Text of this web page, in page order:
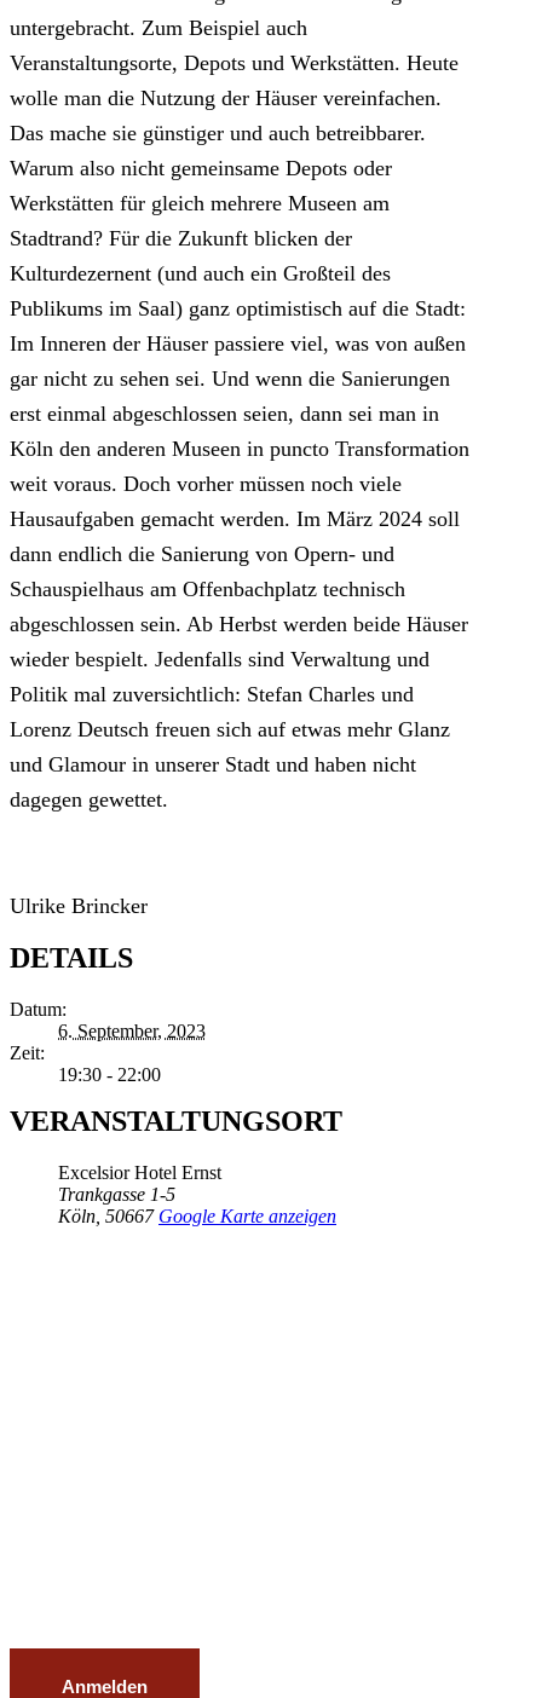
untergebracht. Zum Beispiel auch
Veranstaltungsorte, Depots und Werkstätten. Heute
wolle man die Nutzung der Häuser vereinfachen.
Das mache sie günstiger und auch betreibbarer.
Warum also nicht gemeinsame Depots oder
Werkstätten für gleich mehrere Museen am
Stadtrand? Für die Zukunft blicken der
Kulturdezernent (und auch ein Großteil des
Publikums im Saal) ganz optimistisch auf die Stadt:
Im Inneren der Häuser passiere viel, was von außen
gar nicht zu sehen sei. Und wenn die Sanierungen
erst einmal abgeschlossen seien, dann sei man in
Köln den anderen Museen in puncto Transformation
weit voraus. Doch vorher müssen noch viele
Hausaufgaben gemacht werden. Im März 2024 soll
dann endlich die Sanierung von Opern- und
Schauspielhaus am Offenbachplatz technisch
abgeschlossen sein. Ab Herbst werden beide Häuser
wieder bespielt. Jedenfalls sind Verwaltung und
Politik mal zuversichtlich: Stefan Charles und
Lorenz Deutsch freuen sich auf etwas mehr Glanz
und Glamour in unserer Stadt und haben nicht
dagegen gewettet.
Ulrike Brincker
DETAILS
Datum:
6. September, 2023
Zeit:
19:30 - 22:00
VERANSTALTUNGSORT
Excelsior Hotel Ernst
Trankgasse 1-5
Köln 50667 Google Karte anzeigen
Anmelden